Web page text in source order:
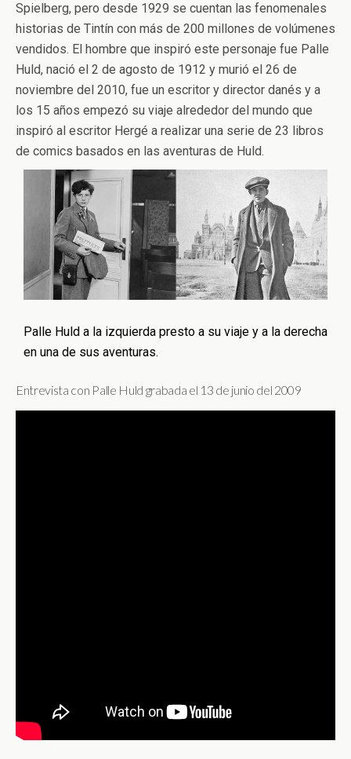
Spielberg, pero desde 1929 se cuentan las fenomenales
historias de Tintín con más de 200 millones de volúmenes
vendidos. El hombre que inspiró este personaje fue Palle
Huld, nació el 2 de agosto de 1912 y murió el 26 de
noviembre del 2010, fue un escritor y director danés y a
los 15 años empezó su viaje alrededor del mundo que
inspiró al escritor Hergé a realizar una serie de 23 libros
de comics basados en las aventuras de Huld.
Palle Huld a la izquierda presto a su viaje y a la derecha
en una de sus aventuras.
Entrevista con Palle Huld grabada el 13 de junio del 2009